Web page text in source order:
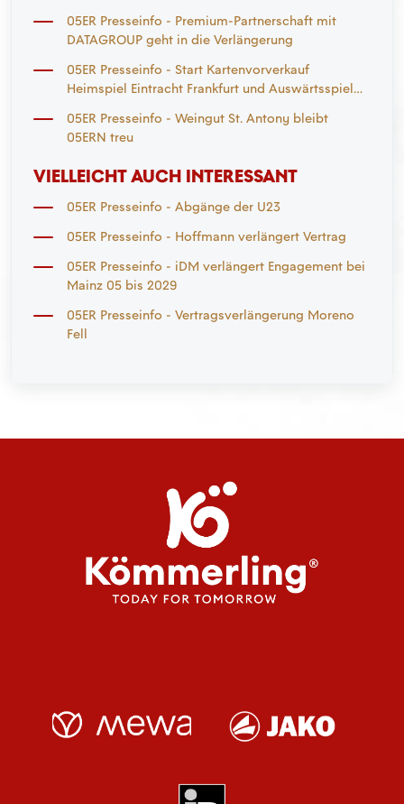
05ER Presseinfo - Premium-Partnerschaft mit
DATAGROUP geht in die Verlängerung
05ER Presseinfo - Start Kartenvorverkauf
Heimspiel Eintracht Frankfurt und Auswärtsspiel
05ER Presseinfo - Weingut St. Antony bleibt
05ERN treu
VIELLEICHT AUCH INTERESSANT
05ER Presseinfo - Abgänge der U23
05ER Presseinfo - Hoffmann verlängert Vertrag
05ER Presseinfo - iDM verlängert Engagement bei
Mainz 05 bis 2029
05ER Presseinfo - Vertragsverlängerung Moreno
Fell